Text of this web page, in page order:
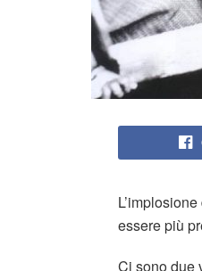
essere più
Ci sono due